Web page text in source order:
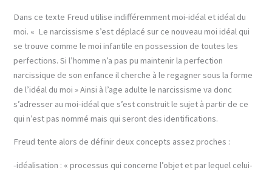
Dans ce texte Freud utilise indifféremment moi-idéal et idéal du
moi. « Le narcissisme s’est déplacé sur ce nouveau moi idéal qui
se trouve comme le moi infantile en possession de toutes les
perfections. Si l’homme n’a pas pu maintenir la perfection
narcissique de son enfance il cherche à le regagner sous la forme
de l’idéal du moi » Ainsi à l’age adulte le narcissisme va donc
s’adresser au moi-idéal que s’est construit le sujet à partir de ce
qui n’est pas nommé mais qui seront des identifications.
Freud tente alors de définir deux concepts assez proches :
-idéalisation : « processus qui concerne l’objet et par lequel celui-